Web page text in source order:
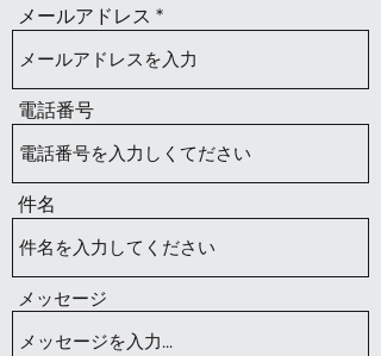
メールアドレス
電話番号
件名
メッセージ